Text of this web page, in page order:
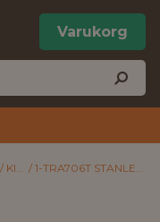
Varukorg
Klammer 1-TRA706T STANLEY Häftklammer G-typ, 1000-pack 10 mm